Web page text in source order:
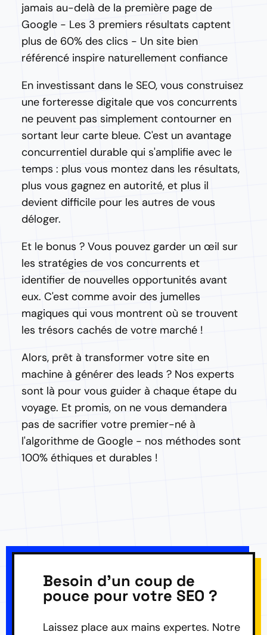
jamais au-delà de la première page de
Google - Les 3 premiers résultats captent
plus de 60% des clics - Un site bien
référencé inspire naturellement confiance
En investissant dans le SEO, vous construisez
une forteresse digitale que vos concurrents
ne peuvent pas simplement contourner en
sortant leur carte bleue. C'est un avantage
concurrentiel durable qui s'amplifie avec le
temps : plus vous montez dans les résultats,
plus vous gagnez en autorité, et plus il
devient difficile pour les autres de vous
déloger.
Et le bonus ? Vous pouvez garder un œil sur
les stratégies de vos concurrents et
identifier de nouvelles opportunités avant
eux. C'est comme avoir des jumelles
magiques qui vous montrent où se trouvent
les trésors cachés de votre marché !
Alors, prêt à transformer votre site en
machine à générer des leads ? Nos experts
sont là pour vous guider à chaque étape du
voyage. Et promis, on ne vous demandera
pas de sacrifier votre premier-né à
l'algorithme de Google - nos méthodes sont
100% éthiques et durables !
Besoin d'un coup de
pouce pour votre SEO ?
Laissez place aux mains expertes. Notre